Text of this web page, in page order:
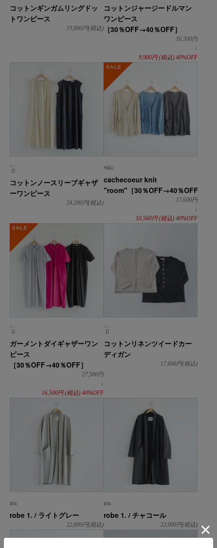
コットンギンガムリングドッ
トワンピース
19,800円(税込)
コットンジャージードルマン
ワンピース
［30％OFF→40％OFF］
16,500円
↓
9,900円(税込) 40%OFF
D
ディー
コットンノースリーブギャザ
ーワンピース
24,200円(税込)
HAU
cachecoeur knit
"room"［30％OFF→40％OFF］
17,600円
↓
10,560円(税込) 40%OFF
D
ディー
ガーメントダイギャザーワン
ピース
［30％OFF→40％OFF］
27,500円
↓
16,500円(税込) 40%OFF
D
ディー
コットンリネンツイードカー
ディガン
17,600円(税込)
āta
robe 1. / ライトグレー
22,000円(税込)
āta
robe 1. / チャコール
22,000円(税込)